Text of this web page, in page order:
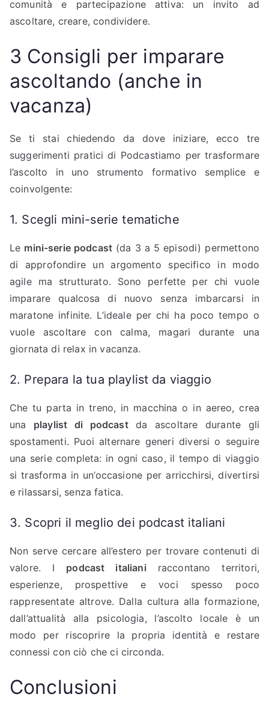
comunità e partecipazione attiva: un invito ad
ascoltare, creare, condividere.
3 Consigli per imparare
ascoltando (anche in
vacanza)
Se ti stai chiedendo da dove iniziare, ecco tre
suggerimenti pratici di Podcastiamo per trasformare
l’ascolto in uno strumento formativo semplice e
coinvolgente:
1. Scegli mini-serie tematiche
Le mini-serie podcast (da 3 a 5 episodi) permettono
di approfondire un argomento specifico in modo
agile ma strutturato. Sono perfette per chi vuole
imparare qualcosa di nuovo senza imbarcarsi in
maratone infinite. L’ideale per chi ha poco tempo o
vuole ascoltare con calma, magari durante una
giornata di relax in vacanza.
2. Prepara la tua playlist da viaggio
Che tu parta in treno, in macchina o in aereo, crea
una playlist di podcastda ascoltare durante gli
spostamenti. Puoi alternare generi diversi o seguire
una serie completa: in ogni caso, il tempo di viaggio
si trasforma in un’occasione per arricchirsi, divertirsi
e rilassarsi, senza fatica.
3. Scopri il meglio dei podcast italiani
Non serve cercare all’estero per trovare contenuti di
valore. I podcast italiani raccontano territori,
esperienze, prospettive e voci spesso poco
rappresentate altrove. Dalla cultura alla formazione,
dall’attualità alla psicologia, l’ascolto locale è un
modo per riscoprire la propria identità e restare
connessi con ciò che ci circonda.
Conclusioni